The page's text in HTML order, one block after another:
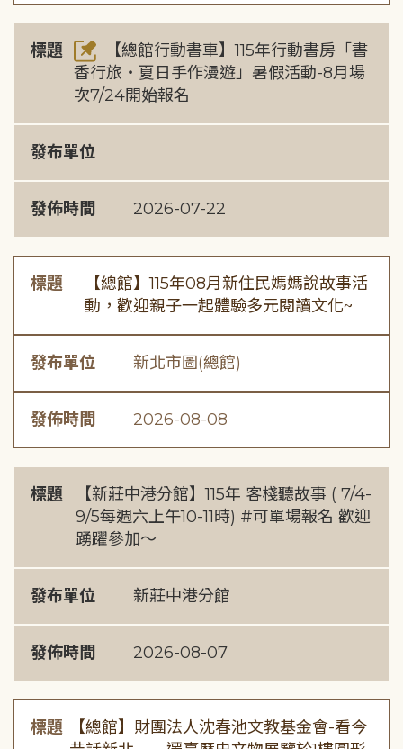
標題
【總館行動書車】115年行動書房「書
香行旅・夏日手作漫遊」暑假活動-8月場
次7/24開始報名
發布單位
發佈時間 2026-07-22
標題
【總館】115年08月新住民媽媽說故事活
動，歡迎親子一起體驗多元閱讀文化~
發布單位 新北市圖(總館)
發佈時間 2026-08-08
標題
【新莊中港分館】115年 客棧聽故事 ( 7/4-
9/5每週六上午10-11時) #可單場報名 歡迎
踴躍參加～
發布單位 新莊中港分館
發佈時間 2026-08-07
標題
【總館】財團法人沈春池文教基金會-看今